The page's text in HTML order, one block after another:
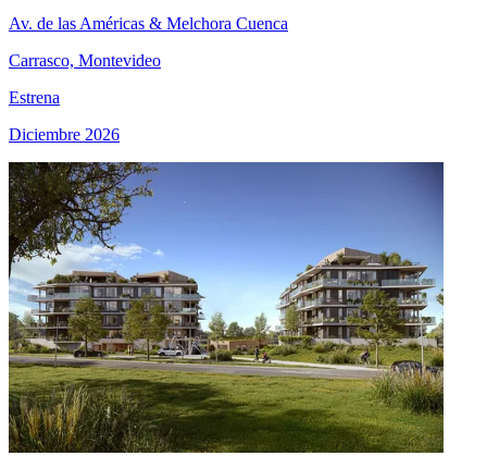
Av. de las Américas & Melchora Cuenca
Carrasco, Montevideo
Estrena
Diciembre 2026